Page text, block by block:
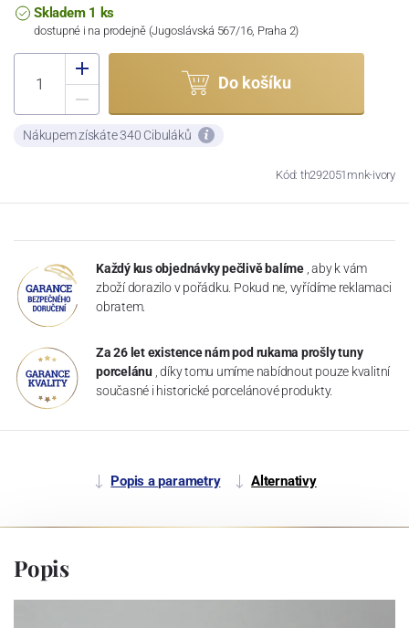
Skladem 1 ks
dostupné i na prodejně (Jugoslávská 567/16, Praha 2)
Do košíku
Nákupem získáte 340 Cibuláků
Kód: th292051mnk-ivory
Každý kus objednávky pečlivě balíme , aby k vám
zboží dorazilo v pořádku. Pokud ne, vyřídíme reklamaci
obratem.
Za 26 let existence nám pod rukama prošly tuny
porcelánu , díky tomu umíme nabídnout pouze kvalitní
současné i historické porcelánové produkty.
Popis a parametry Alternativy
Popis